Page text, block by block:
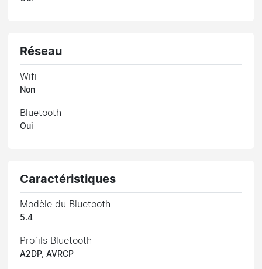
Réseau
Wifi
Non
Bluetooth
Oui
Caractéristiques
Modèle du Bluetooth
5.4
Profils Bluetooth
A2DP, AVRCP